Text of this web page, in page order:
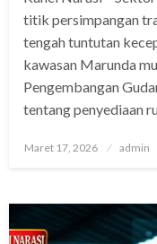
titik persimpangan
tengah tuntutan
kawasan Marunda
Pengembangan
tentang penyediaan
Posted
Maret 17, 2026 admin